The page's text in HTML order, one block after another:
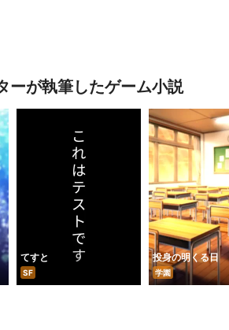
ーが執筆したゲーム小説
てすと
SF
投身の明くる日
学園